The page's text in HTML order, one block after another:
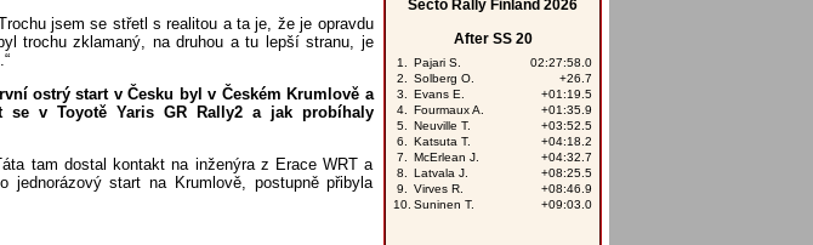
jsem se střetl s realitou a ta je, že je opravdu
trochu zklamaný, na druhou a tu lepší stranu, je
ostrý start v Česku byl v Českém Krumlově a
v Toyotě Yaris GR Rally2 a jak probíhaly
tam dostal kontakt na inženýra z Erace WRT a
start na Krumlově, postupně přibyla